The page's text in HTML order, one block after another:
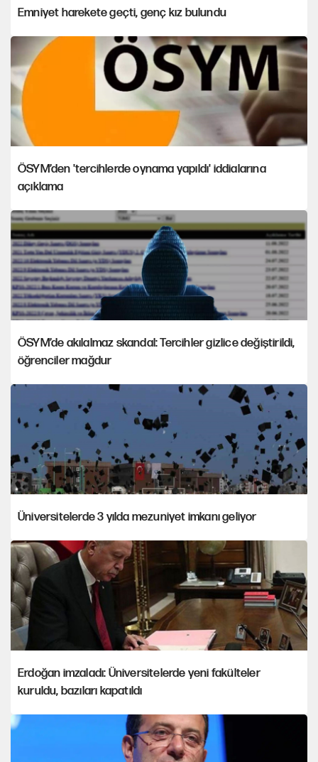
Emniyet harekete geçti, genç kız bulundu
ÖSYM’den 'tercihlerde oynama yapıldı' iddialarına
açıklama
ÖSYM’de akılalmaz skandal: Tercihler gizlice değiştirildi,
öğrenciler mağdur
Üniversitelerde 3 yılda mezuniyet imkanı geliyor
Erdoğan imzaladı: Üniversitelerde yeni fakülteler
kuruldu, bazıları kapatıldı